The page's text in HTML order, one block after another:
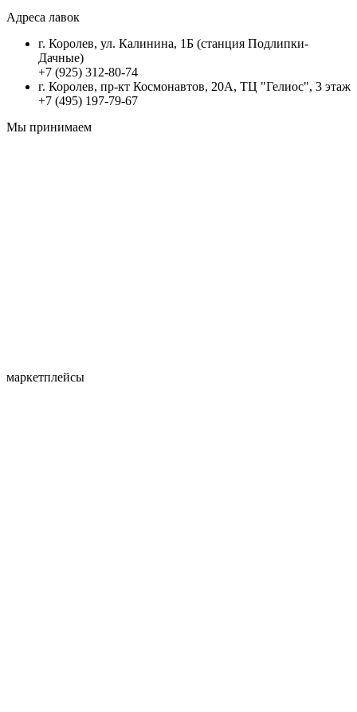
Адреса лавок
г. Королев, ул. Калинина, 1Б (станция Подлипки-
Дачные)
+7 (925) 312-80-74
г. Королев, пр-кт Космонавтов, 20А, ТЦ "Гелиос", 3 этаж
+7 (495) 197-79-67
Мы принимаем
маркетплейсы